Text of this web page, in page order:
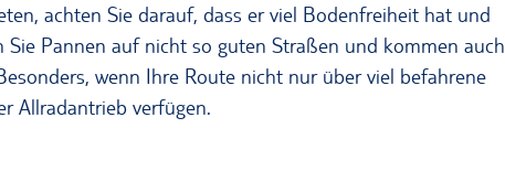
achten Sie darauf, dass er viel Bodenfreiheit hat und
Pannen auf nicht so guten Straßen und kommen auch
wenn Ihre Route nicht nur über viel befahrene
Allradantrieb verfügen.